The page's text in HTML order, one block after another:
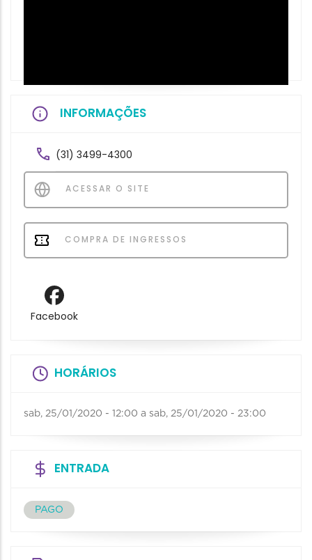
INFORMAÇÕES
(31) 3499-4300
ACESSAR O SITE
COMPRA DE INGRESSOS
Facebook
HORÁRIOS
sab, 25/01/2020 - 12:00 a sab, 25/01/2020 - 23:00
ENTRADA
PAGO